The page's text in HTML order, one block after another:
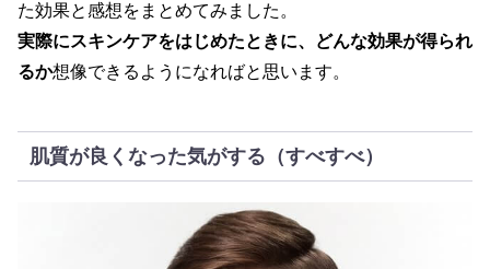
た効果と感想をまとめてみました。
実際にスキンケアをはじめたときに、どんな効果が得られ
るか想像できるようになればと思います。
肌質が良くなった気がする（すべすべ）